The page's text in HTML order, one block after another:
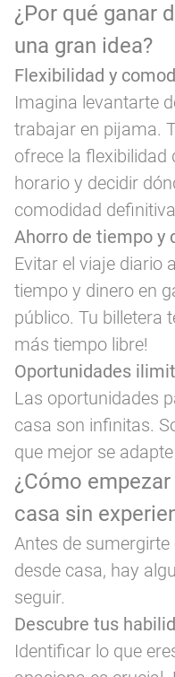
¿Por qué ganar
una gran idea?
Flexibilidad y
Imagina levantarte
trabajar en pijama.
ofrece la flexibilidad
horario y decidir
comodidad
Ahorro de tiempo y
Evitar el viaje diario
tiempo y dinero en
público. Tu billetera
más tiempo libre!
Oportunidades
Las oportunidades
casa son infinitas.
que mejor se
¿Cómo
casa sin
Antes de
desde casa, hay
seguir.
Descubre tus
Identificar lo que